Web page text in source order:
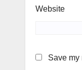
Website
Save my